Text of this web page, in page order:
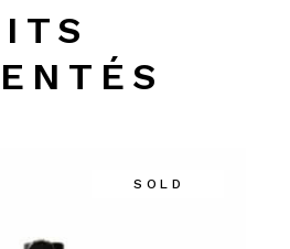
SOLD